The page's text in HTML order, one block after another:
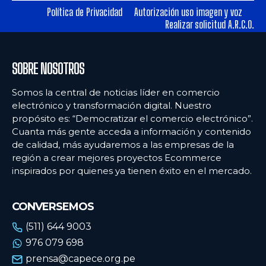
Ecommercenews
ARGENTINA
BOLIVIA
CHILE
COLOMBIA
ECUADOR
URUGUAY
VENEZUELA
Ecommercenews
ARGENTINA
BOLIVIA
CHILE
COLOMBIA
ECUADOR
URUGUAY
VENEZUELA
Política de Privacidad
Autorización uso imagen y voz
Realizar solicitud A.R.C.O.
SOBRE NOSOTROS
Somos la central de noticias líder en comercio
electrónico y transformación digital. Nuestro
propósito es: “Democratizar el comercio electrónico”.
Cuanta más gente acceda a información y contenido
de calidad, más ayudaremos a las empresas de la
región a crear mejores proyectos Ecommerce
inspirados por quienes ya tienen éxito en el mercado.
CONVERSEMOS
(511) 644 9003
976 079 698
prensa@capece.org.pe